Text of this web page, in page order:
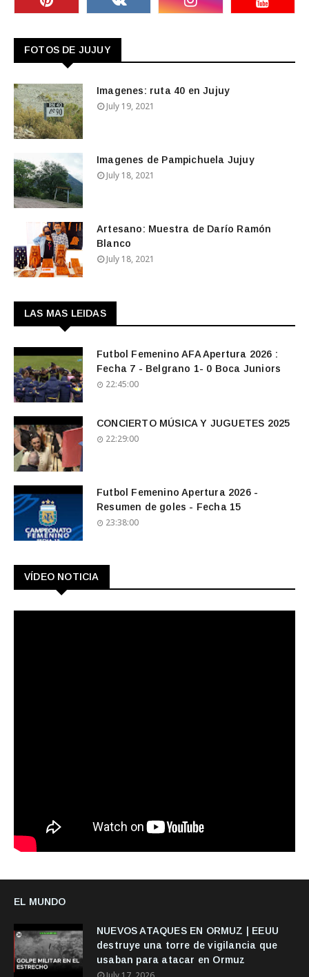
FOTOS DE JUJUY
Imagenes: ruta 40 en Jujuy
July 19, 2021
Imagenes de Pampichuela Jujuy
July 18, 2021
Artesano: Muestra de Darío Ramón
Blanco
July 18, 2021
LAS MAS LEIDAS
Futbol Femenino AFA Apertura 2026 :
Fecha 7 - Belgrano 1- 0 Boca Juniors
22:45:00
CONCIERTO MÚSICA Y JUGUETES 2025
22:29:00
Futbol Femenino Apertura 2026 -
Resumen de goles - Fecha 15
23:38:00
VÍDEO NOTICIA
EL MUNDO
NUEVOS ATAQUES EN ORMUZ | EEUU
destruye una torre de vigilancia que
usaban para atacar en Ormuz